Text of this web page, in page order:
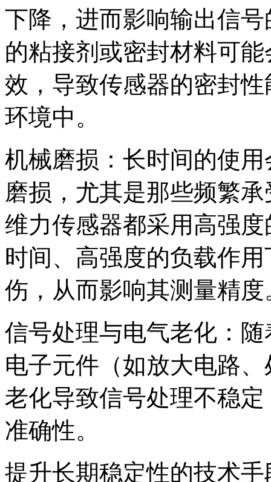
下降，进而影响输出信
的粘接剂或密封材料可
效，导致传感器的密封
环境中。
机械磨损：长时间的使
磨损，尤其是那些频繁
维力传感器都采用高强
时间、高强度的负载作
伤，从而影响其测量精度
信号处理与电气老化：
电子元件（如放大电路
老化导致信号处理不稳
准确性。
提升长期稳定性的技术手